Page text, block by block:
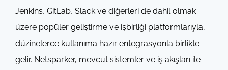
Jenkins, GitLab, Slack ve diğerleri de dahil olmak
üzere popüler geliştirme ve işbirliği platformlarıyla,
düzinelerce kullanıma hazır entegrasyonla birlikte
gelir. Netsparker, mevcut sistemler ve iş akışları ile